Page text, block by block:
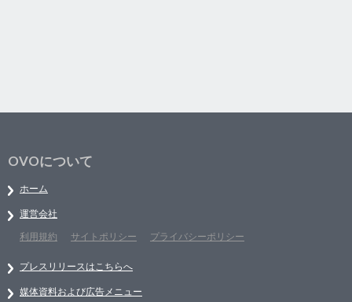
OVOについて
ホーム
運営会社
利用規約
サイトポリシー プライバシーポリシー
プレスリリースはこちらへ
媒体資料および広告メニュー